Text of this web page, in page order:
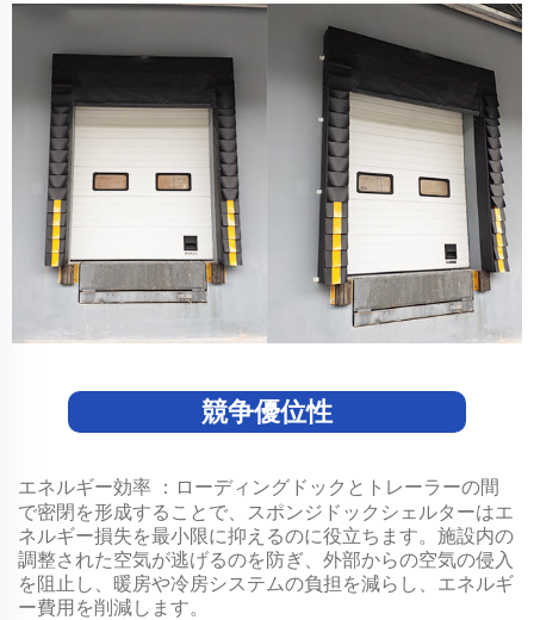
競争優位性
エネルギー効率
：ローディングドックとトレーラーの間
で密閉を形成することで、スポンジドックシェルターはエ
ネルギー損失を最小限に抑えるのに役立ちます。施設内の
調整された空気が逃げるのを防ぎ、外部からの空気の侵入
を阻止し、暖房や冷房システムの負担を減らし、エネルギ
ー費用を削減します。